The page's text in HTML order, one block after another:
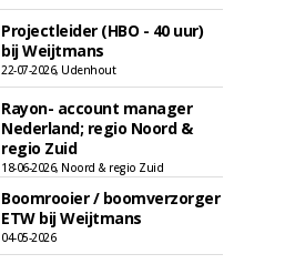
Projectleider (HBO - 40 uur)
bij Weijtmans
22-07-2026, Udenhout
Rayon- account manager
Nederland; regio Noord &
regio Zuid
18-06-2026, Noord & regio Zuid
Boomrooier / boomverzorger
ETW bij Weijtmans
04-05-2026